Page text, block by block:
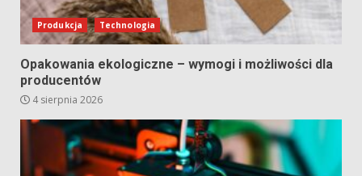
Produkcja Technologia
Opakowania ekologiczne – wymogi i możliwości dla
producentów
4 sierpnia 2026